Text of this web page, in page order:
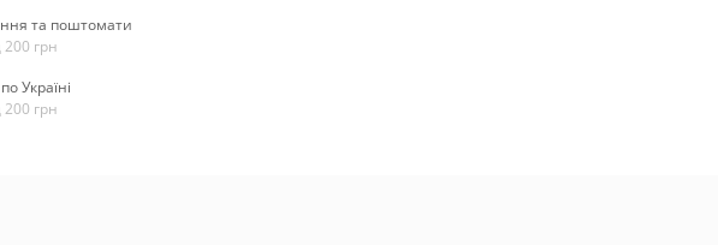
та поштомати
200 грн
Україні
200 грн